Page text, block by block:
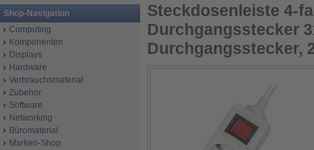
Shop-Navigation
Computing
Komponenten
Displays
Hardware
Verbrauchsmaterial
Zubehör
Software
Networking
Büromaterial
Marken-Shop
Steckdosenleiste 4-
Durchgangsstecker
Durchgangsstecker,